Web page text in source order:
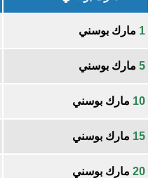
1 مارك بوسني
5 مارك بوسني
10 مارك بوسني
15 مارك بوسني
20 مارك بوسني